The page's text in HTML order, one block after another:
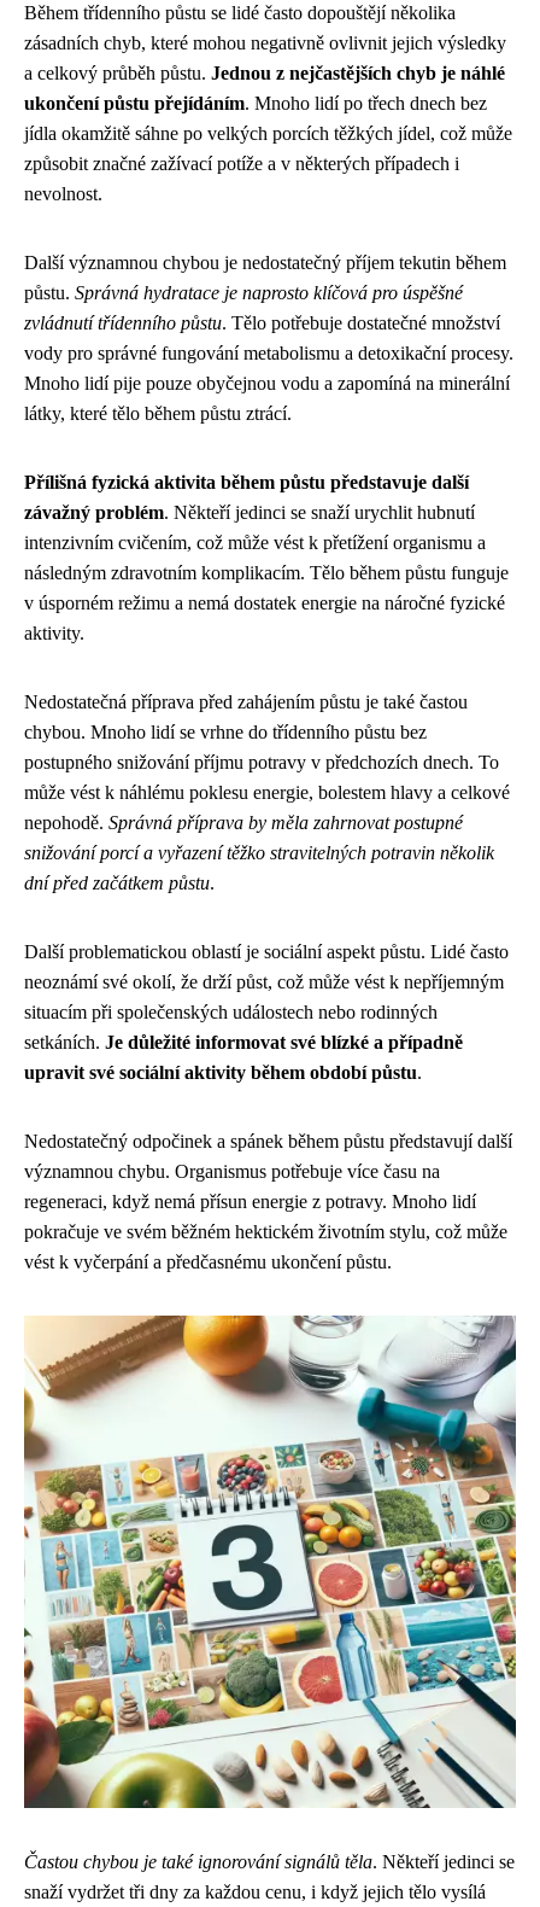
Během třídenního půstu se lidé často dopouštějí několika
zásadních chyb, které mohou negativně ovlivnit jejich výsledky
a celkový průběh půstu. Jednou z nejčastějších chyb je náhlé
ukončení půstu přejídáním. Mnoho lidí po třech dnech bez
jídla okamžitě sáhne po velkých porcích těžkých jídel, což může
způsobit značné zažívací potíže a v některých případech i
nevolnost.
Další významnou chybou je nedostatečný příjem tekutin během
půstu. Správná hydratace je naprosto klíčová pro úspěšné
zvládnutí třídenního půstu. Tělo potřebuje dostatečné množství
vody pro správné fungování metabolismu a detoxikační procesy.
Mnoho lidí pije pouze obyčejnou vodu a zapomíná na minerální
látky, které tělo během půstu ztrácí.
Přílišná fyzická aktivita během půstu představuje další
závažný problém. Někteří jedinci se snaží urychlit hubnutí
intenzivním cvičením, což může vést k přetížení organismu a
následným zdravotním komplikacím. Tělo během půstu funguje
v úsporném režimu a nemá dostatek energie na náročné fyzické
aktivity.
Nedostatečná příprava před zahájením půstu je také častou
chybou. Mnoho lidí se vrhne do třídenního půstu bez
postupného snižování příjmu potravy v předchozích dnech. To
může vést k náhlému poklesu energie, bolestem hlavy a celkové
nepohodě. Správná příprava by měla zahrnovat postupné
snižování porcí a vyřazení těžko stravitelných potravin několik
dní před začátkem půstu.
Další problematickou oblastí je sociální aspekt půstu. Lidé často
neoznámí své okolí, že drží půst, což může vést k nepříjemným
situacím při společenských událostech nebo rodinných
setkáních. Je důležité informovat své blízké a případně
upravit své sociální aktivity během období půstu.
Nedostatečný odpočinek a spánek během půstu představují další
významnou chybu. Organismus potřebuje více času na
regeneraci, když nemá přísun energie z potravy. Mnoho lidí
pokračuje ve svém běžném hektickém životním stylu, což může
vést k vyčerpání a předčasnému ukončení půstu.
Častou chybou je také ignorování signálů těla. Někteří jedinci se
snaží vydržet tři dny za každou cenu, i když jejich tělo vysílá